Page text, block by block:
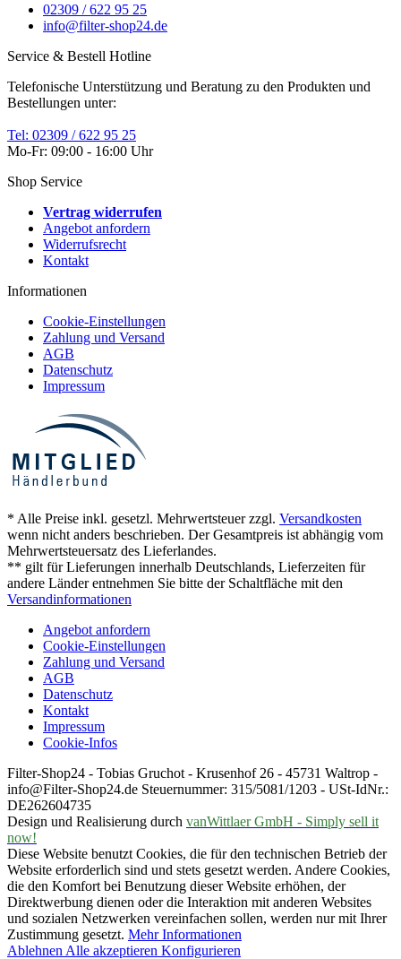
02309 / 622 95 25
info@filter-shop24.de
Service & Bestell Hotline
Telefonische Unterstützung und Beratung zu den Produkten und
Bestellungen unter:
Tel: 02309 / 622 95 25
Mo-Fr: 09:00 - 16:00 Uhr
Shop Service
Vertrag widerrufen
Angebot anfordern
Widerrufsrecht
Kontakt
Informationen
Cookie-Einstellungen
Zahlung und Versand
AGB
Datenschutz
Impressum
* Alle Preise inkl. gesetzl. Mehrwertsteuer zzgl. Versandkosten
wenn nicht anders beschrieben. Der Gesamtpreis ist abhängig vom
Mehrwertsteuersatz des Lieferlandes.
** gilt für Lieferungen innerhalb Deutschlands, Lieferzeiten für
andere Länder entnehmen Sie bitte der Schaltfläche mit den
Versandinformationen
Angebot anfordern
Cookie-Einstellungen
Zahlung und Versand
AGB
Datenschutz
Kontakt
Impressum
Cookie-Infos
Filter-Shop24 - Tobias Gruchot - Krusenhof 26 - 45731 Waltrop -
info@Filter-Shop24.de Steuernummer: 315/5081/1203 - USt-IdNr.:
DE262604735
Design und Realisierung durch vanWittlaer GmbH - Simply sell it
now!
Diese Website benutzt Cookies, die für den technischen Betrieb der
Website erforderlich sind und stets gesetzt werden. Andere Cookies,
die den Komfort bei Benutzung dieser Website erhöhen, der
Direktwerbung dienen oder die Interaktion mit anderen Websites
und sozialen Netzwerken vereinfachen sollen, werden nur mit Ihrer
Zustimmung gesetzt. Mehr Informationen
Ablehnen Alle akzeptieren Konfigurieren